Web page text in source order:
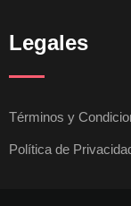
Legales
Términos y
Política de